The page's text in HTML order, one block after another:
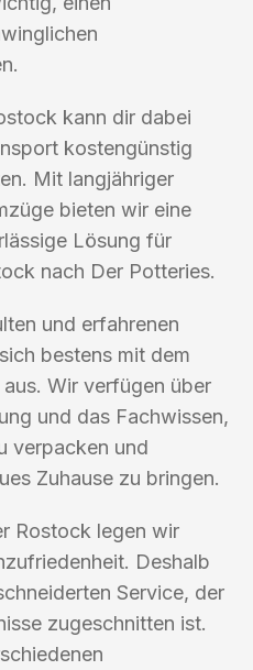
kann dir dabei
kostengünstig
Mit langjähriger
bieten wir eine
Lösung für
nach Der Potteries.
und erfahrenen
bestens mit dem
Wir verfügen über
und das Fachwissen,
verpacken und
Zuhause zu bringen.
Rostock legen wir
Deshalb
Service, der
zugeschnitten ist.